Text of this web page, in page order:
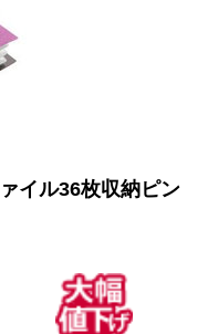
イル36枚収納ピン